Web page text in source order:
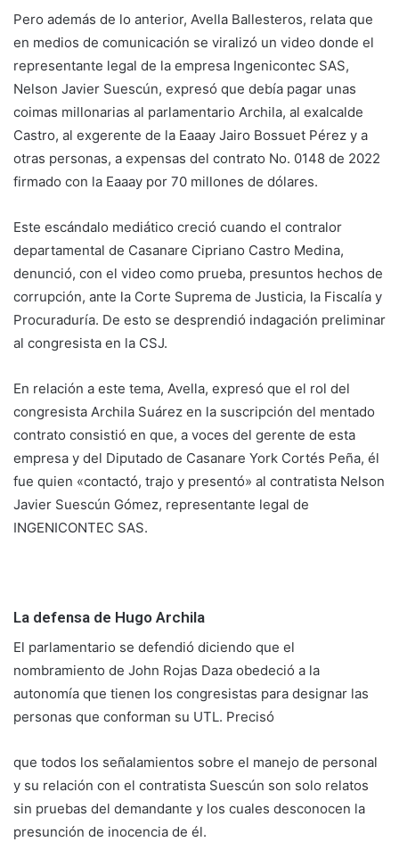
Pero además de lo anterior, Avella Ballesteros, relata que
en medios de comunicación se viralizó un video donde el
representante legal de la empresa Ingenicontec SAS,
Nelson Javier Suescún, expresó que debía pagar unas
coimas millonarias al parlamentario Archila, al exalcalde
Castro, al exgerente de la Eaaay Jairo Bossuet Pérez y a
otras personas, a expensas del contrato No. 0148 de 2022
firmado con la Eaaay por 70 millones de dólares.
Este escándalo mediático creció cuando el contralor
departamental de Casanare Cipriano Castro Medina,
denunció, con el video como prueba, presuntos hechos de
corrupción, ante la Corte Suprema de Justicia, la Fiscalía y
Procuraduría. De esto se desprendió indagación preliminar
al congresista en la CSJ.
En relación a este tema, Avella, expresó que el rol del
congresista Archila Suárez en la suscripción del mentado
contrato consistió en que, a voces del gerente de esta
empresa y del Diputado de Casanare York Cortés Peña, él
fue quien «contactó, trajo y presentó» al contratista Nelson
Javier Suescún Gómez, representante legal de
INGENICONTEC SAS.
La defensa de Hugo Archila
El parlamentario se defendió diciendo que el
nombramiento de John Rojas Daza obedeció a la
autonomía que tienen los congresistas para designar las
personas que conforman su UTL. Precisó
que todos los señalamientos sobre el manejo de personal
y su relación con el contratista Suescún son solo relatos
sin pruebas del demandante y los cuales desconocen la
presunción de inocencia de él.